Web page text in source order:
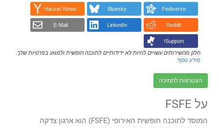
Fediverse
Bluesky
Hacker News
Reddit
LinkedIn
E-Mail
Support!
חלק מהשירותים עשויים להיות לא ידידותיים לתוכנה חופשית ולפגוע בפרטיות שלך.
מידע נוסף.
הצטרפות לתמיכה
על FSFE
המוסד לתוכנה חופשית האירופי (FSFE) הוא ארגון צדקה